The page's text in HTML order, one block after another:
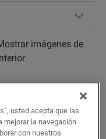
imágenes de
usted acepta que las
mejorar la navegación
con nuestros